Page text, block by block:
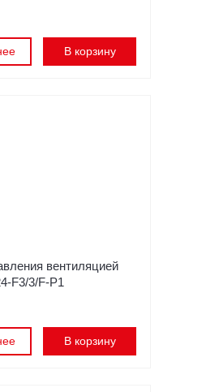
В корзину
вентиляцией
F3/3/F-P1
В корзину